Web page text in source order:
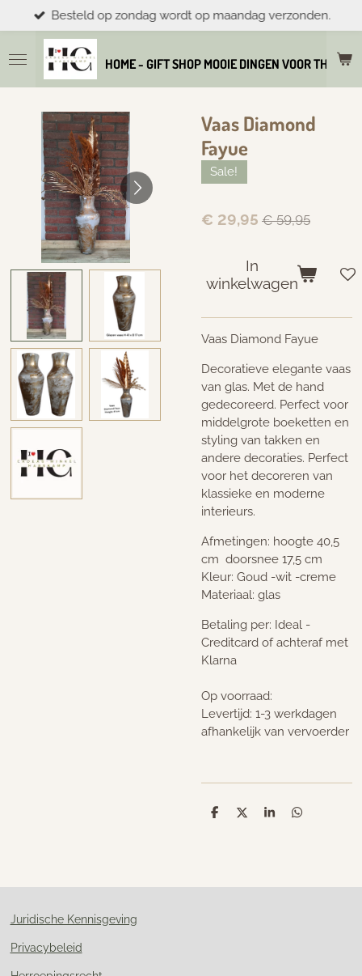
direct
naar
de
hoofdinhoud
HOME - GIFT SHOP MOOIE DINGEN VOOR THUIS
Besteld op zondag wordt op maandag verzonden.
Vaas Diamond
Fayue
Sale!
€ 29,95 € 59,95
In
winkelwagen
Vaas Diamond Fayue
Decoratieve elegante vaas
van glas. Met de hand
gedecoreerd. Perfect voor
middelgrote boeketten en
styling van takken en
andere decoraties. Perfect
voor het decoreren van
klassieke en moderne
interieurs.
Afmetingen: hoogte 40,5
cm doorsnee 17,5 cm
Kleur: Goud -wit -creme
Materiaal: glas
Betaling per: Ideal -
Creditcard of achteraf met
Klarna
Op voorraad:
Levertijd: 1-3 werkdagen
afhankelijk van vervoerder
D
D
S
D
Juridische Kennisgeving
Privacybeleid